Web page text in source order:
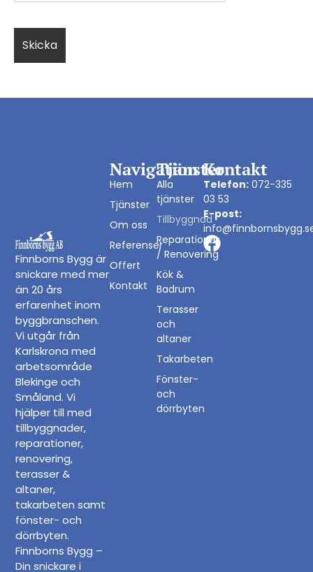
Finnborns Bygg är
snickare med mer
än 20 års
erfarenhet inom
byggbranschen.
Vi utgår från
Karlskrona med
arbetsområde
Blekinge och
Småland. Vi
hjälper till med
tillbyggnader,
reparationer,
renovering,
terasser &
altaner,
takarbeten samt
fönster- och
dörrbyten.
Finnborns Bygg –
Din snickare i
Tjänster
Alla
tjänster
Tillbyggnad
Reparationer
/ Renovering
Kök &
Badrum
Terasser
och
altaner
Takarbeten
Fönster-
och
dörrbyten
Navigation
Hem
Tjänster
Om oss
Referenser
Offert
Kontakt
Kontakt
Telefon: 072-335
03 53
E-post: